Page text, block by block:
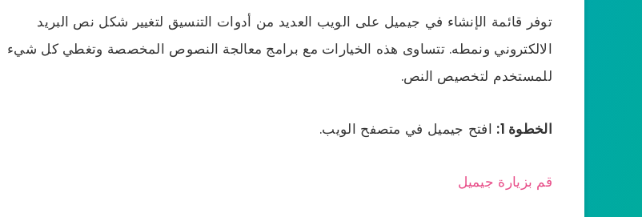
توفر قائمة الإنشاء في جيميل على الويب العديد من أدوات التنسيق لتغيير شكل نص البريد
الالكتروني ونمطه. تتساوى هذه الخيارات مع برامج معالجة النصوص المخصصة وتغطي كل شيء
للمستخدم لتخصيص النص.
الخطوة 1: افتح جيميل في متصفح الويب.
قم بزيارة جيميل